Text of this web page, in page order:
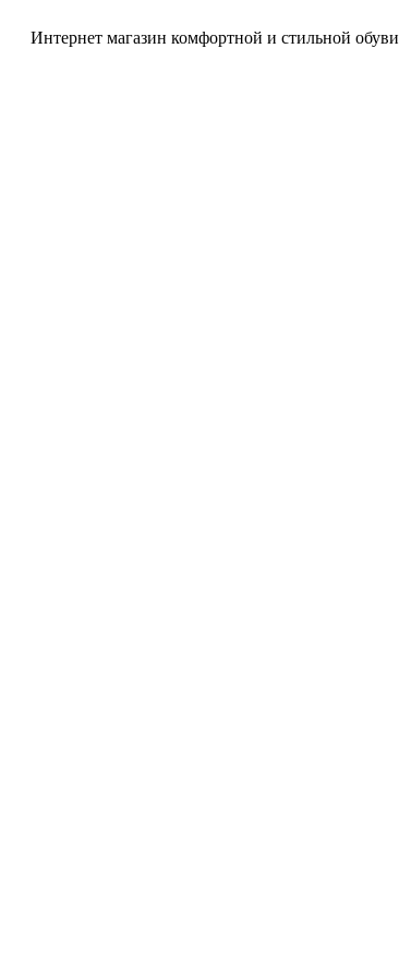
Интернет магазин комфортной и стильной обуви